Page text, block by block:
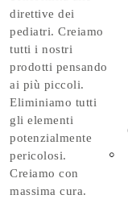
direttive dei
pediatri. Creiamo
tutti i nostri
prodotti pensando
ai più piccoli.
Eliminiamo tutti
gli elementi
potenzialmente
pericolosi.
Creiamo con
massima cura.